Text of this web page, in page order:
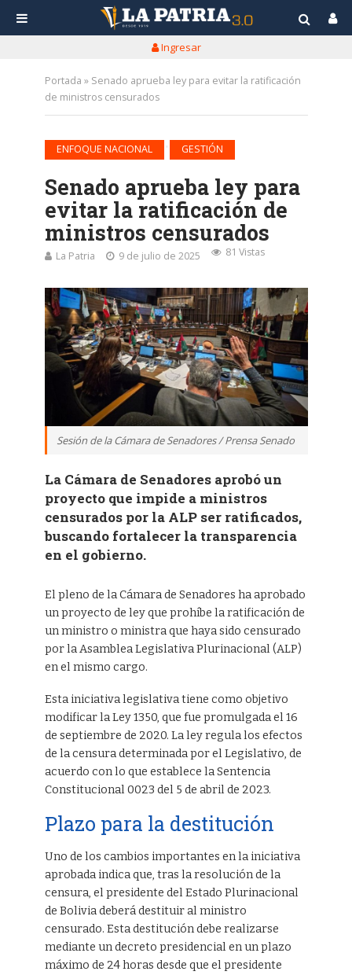
Ingresar
Portada » Senado aprueba ley para evitar la ratificación
de ministros censurados
ENFOQUE NACIONAL GESTIÓN
Senado aprueba ley para
evitar la ratificación de
ministros censurados
La Patria 9 de julio de 2025 81 Vistas
Sesión de la Cámara de Senadores / Prensa Senado
La Cámara de Senadores aprobó un
proyecto que impide a ministros
censurados por la ALP ser ratificados,
buscando fortalecer la transparencia
en el gobierno.
El pleno de la Cámara de Senadores ha aprobado
un proyecto de ley que prohíbe la ratificación de
un ministro o ministra que haya sido censurado
por la Asamblea Legislativa Plurinacional (ALP)
en el mismo cargo.
Esta iniciativa legislativa tiene como objetivo
modificar la Ley 1350, que fue promulgada el 16
de septiembre de 2020. La ley regula los efectos
de la censura determinada por el Legislativo, de
acuerdo con lo que establece la Sentencia
Constitucional 0023 del 5 de abril de 2023.
Plazo para la destitución
Uno de los cambios importantes en la iniciativa
aprobada indica que, tras la resolución de la
censura, el presidente del Estado Plurinacional
de Bolivia deberá destituir al ministro
censurado. Esta destitución debe realizarse
mediante un decreto presidencial en un plazo
máximo de 24 horas desde que el presidente